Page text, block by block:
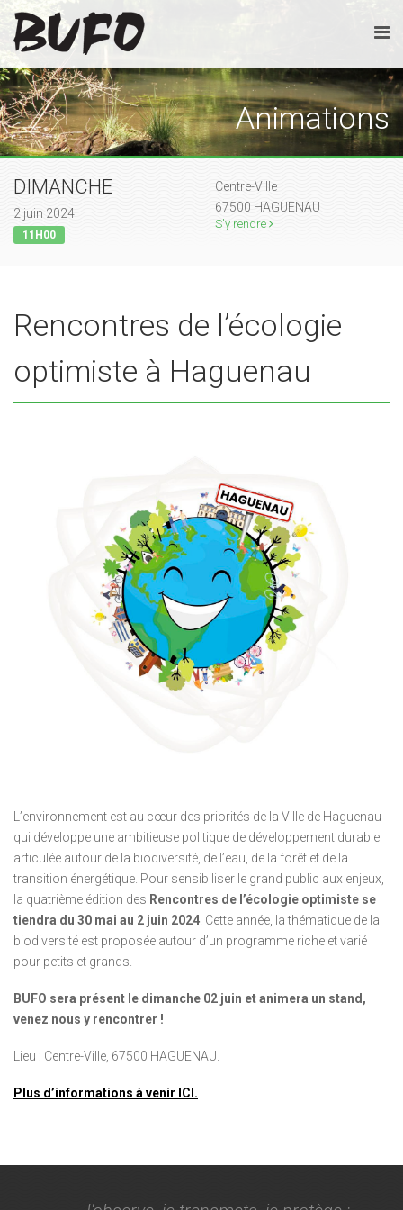
Animations
DIMANCHE
2 juin 2024
11H00
Centre-Ville
67500 HAGUENAU
S'y rendre
Rencontres de l’écologie
optimiste à Haguenau
L’environnement est au cœur des priorités de la Ville de Haguenau
qui développe une ambitieuse politique de développement durable
articulée autour de la biodiversité, de l’eau, de la forêt et de la
transition énergétique. Pour sensibiliser le grand public aux enjeux,
la quatrième édition des Rencontres de l’écologie optimiste se
tiendra du 30 mai au 2 juin 2024. Cette année, la thématique de la
biodiversité est proposée autour d’un programme riche et varié
pour petits et grands.
BUFO sera présent le dimanche 02 juin et animera un stand,
venez nous y rencontrer !
Lieu : Centre-Ville, 67500 HAGUENAU.
Plus d’informations à venir ICI.